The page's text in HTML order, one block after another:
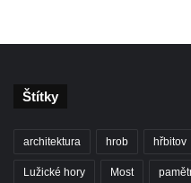
Hřbitovní kaple rodiny
v Teplicích nad Metují
Štítky
architektura hrob hřbitov
Lužické hory Most